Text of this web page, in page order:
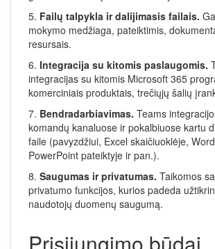
5. Failų talpykla ir dalijimasis failais.
mokymo medžiaga, pateiktimis,
resursais.
6. Integracija su kitomis paslaugomis.
integracijas su kitomis Microsoft 365
komerciniais produktais, trečiųjų šalių
7. Bendradarbiavimas. Teams
komandų kanaluose ir pokalbiuose kartu
faile (pavyzdžiui, Excel skaičiuoklėje,
PowerPoint pateiktyje ir pan.).
8. Saugumas ir privatumas. Taikomos
privatumo funkcijos, kurios padeda
naudotojų duomenų saugumą.
Prisijungimo būdai